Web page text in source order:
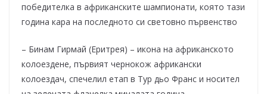
победителка в африканските шампионати, която тази
година кара на последното си световно първенство
– Бинам Гирмай (Еритрея) – икона на африканското
колоездене, първият чернокож африкански
колоездач, спечелил етап в Тур дьо Франс и носител